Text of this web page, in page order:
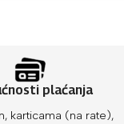
plaćanja
karticama (na rate),